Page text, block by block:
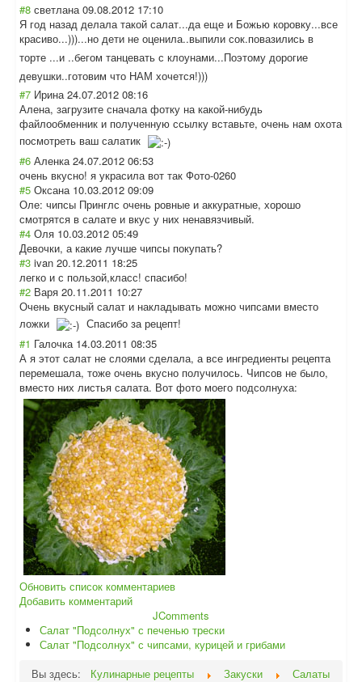
#8 светлана 09.08.2012 17:10
Я год назад делала такой салат...да еще и Божью коровку...все
красиво...)))...но дети не оценила..выпили сок.повазились в
торте ...и ..бегом танцевать с клоунами...Поэтому дорогие
девушки..готовим что НАМ хочется!)))
#7 Ирина 24.07.2012 08:16
Алена, загрузите сначала фотку на какой-нибудь
файлообменник и полученную ссылку вставьте, очень нам охота
посмотреть ваш салатик
#6 Аленка 24.07.2012 06:53
очень вкусно! я украсила вот так Фото-0260
#5 Оксана 10.03.2012 09:09
Оле: чипсы Принглс очень ровные и аккуратные, хорошо
смотрятся в салате и вкус у них ненавязчивый.
#4 Оля 10.03.2012 05:49
Девочки, а какие лучше чипсы покупать?
#3 ivan 20.12.2011 18:25
легко и с пользой,класс! спасибо!
#2 Варя 20.11.2011 10:27
Очень вкусный салат и накладывать можно чипсами вместо
ложки
Спасибо за рецепт!
#1 Галочка 14.03.2011 08:35
А я этот салат не слоями сделала, а все ингредиенты рецепта
перемешала, тоже очень вкусно получилось. Чипсов не было,
вместо них листья салата. Вот фото моего подсолнуха:
Обновить список комментариев
Добавить комментарий
JComments
Салат "Подсолнух" с печенью трески
Салат "Подсолнух" с чипсами, курицей и грибами
Вы здесь:
Кулинарные рецепты Закуски Салаты